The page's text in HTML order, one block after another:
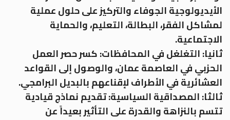
الأيديولوجية الجوفاء والتركيز على حلول عملية
لمشاكل الفقر، البطالة، التعليم، والحماية
الاجتماعية.
ثانيا: التغلغل في المحافظات: كسر حصر العمل
الحزبي في العاصمة عمان، والوصول إلى القواعد
العشائرية في الأطراف لإقناعهم بالبديل البرامجي.
ثالثا: المصداقية السياسية: تقديم نماذج قيادية
تتسم بالنزاهة والقدرة على التأثير بعيداً عن